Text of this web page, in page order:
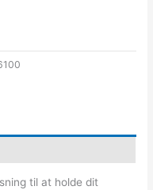
til at holde dit